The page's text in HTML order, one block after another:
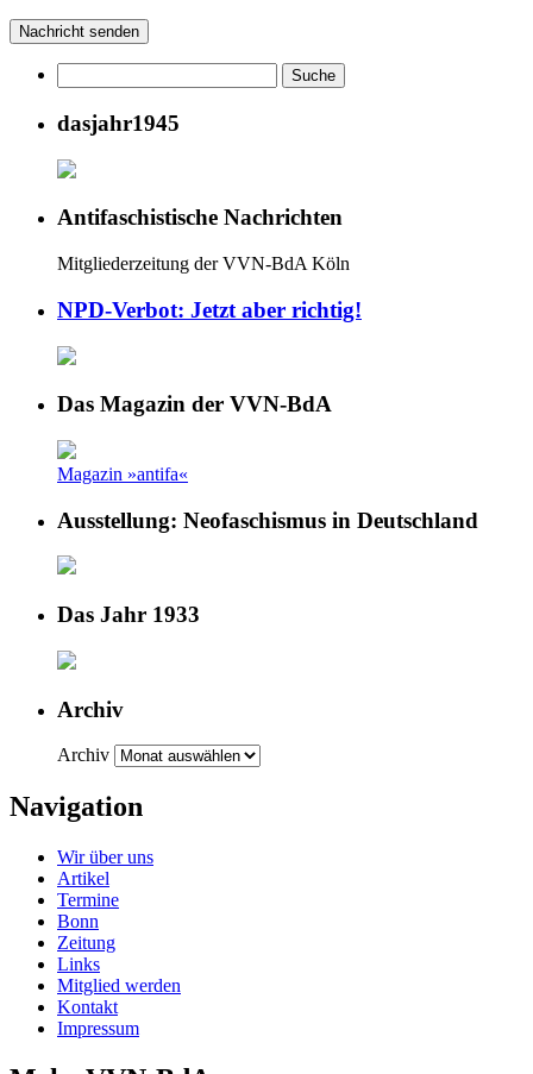
dasjahr1945
Antifaschistische Nachrichten
Mitgliederzeitung der VVN-BdA Köln
NPD-Verbot: Jetzt aber richtig!
Das Magazin der VVN-BdA
Magazin »antifa«
Ausstellung: Neofaschismus in Deutschland
Das Jahr 1933
Archiv
Archiv
Navigation
Wir über uns
Artikel
Termine
Bonn
Zeitung
Links
Mitglied werden
Kontakt
Impressum